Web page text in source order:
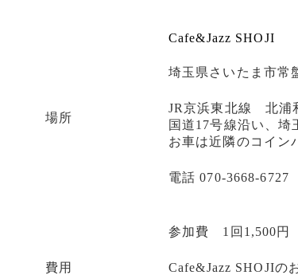
場所
Cafe&Jazz SHOJI
埼玉県さいたま市常
JR京浜東北線 北浦
国道17号線沿い、埼
お車は近隣のコイン
電話 070-3668-6727
費用
参加費 1回1,500円
Cafe&Jazz SHOJIの